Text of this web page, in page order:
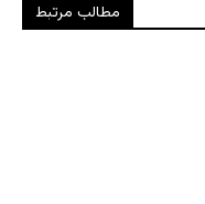
مطالب مرتبط